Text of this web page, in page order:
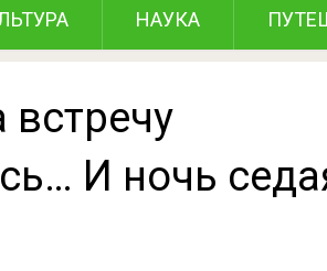
НАУКА
И ночь